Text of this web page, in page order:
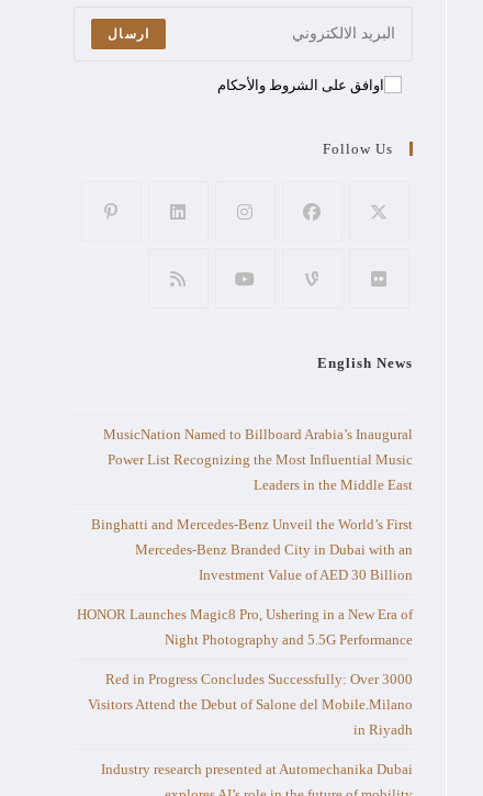
ارسال
اوافق على الشروط والأحكام
Follow Us
English News
MusicNation Named to Billboard Arabia’s Inaugural
Power List Recognizing the Most Influential Music
Leaders in the Middle East
Binghatti and Mercedes-Benz Unveil the World’s First
Mercedes-Benz Branded City in Dubai with an
Investment Value of AED 30 Billion
HONOR Launches Magic8 Pro, Ushering in a New Era of
Night Photography and 5.5G Performance
Red in Progress Concludes Successfully: Over 3000
Visitors Attend the Debut of Salone del Mobile.Milano
in Riyadh
Industry research presented at Automechanika Dubai